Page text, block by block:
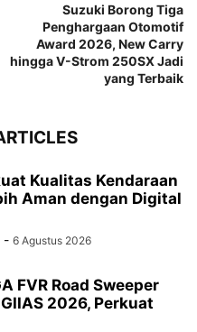
Suzuki Borong Tiga
Penghargaan Otomotif
Award 2026, New Carry
hingga V-Strom 250SX Jadi
yang Terbaik
Kualitas Kendaraan
Aman dengan Digital
- 6 Agustus 2026
FVR Road Sweeper
2026, Perkuat